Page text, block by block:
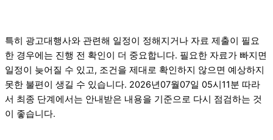
특히 광고대행사와 관련해 일정이 정해지거나 자료 제출이 필요
한 경우에는 진행 전 확인이 더 중요합니다. 필요한 자료가 빠지면
일정이 늦어질 수 있고, 조건을 제대로 확인하지 않으면 예상하지
못한 불편이 생길 수 있습니다. 2026년07월07일 05시11분 따라
서 최종 단계에서는 안내받은 내용을 기준으로 다시 점검하는 것
이 좋습니다.